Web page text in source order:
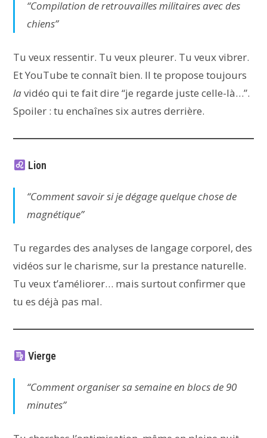
“Compilation de retrouvailles militaires avec des
chiens”
Tu veux ressentir. Tu veux pleurer. Tu veux vibrer.
Et YouTube te connaît bien. Il te propose toujours
lavidéo qui te fait dire “je regarde juste celle-là…”.
Spoiler : tu enchaînes six autres derrière.
Lion
“Comment savoir si je dégage quelque chose de
magnétique”
Tu regardes des analyses de langage corporel, des
vidéos sur le charisme, sur la prestance naturelle.
Tu veux t’améliorer… mais surtout confirmer que
tu es déjà pas mal.
Vierge
“Comment organiser sa semaine en blocs de 90
minutes”